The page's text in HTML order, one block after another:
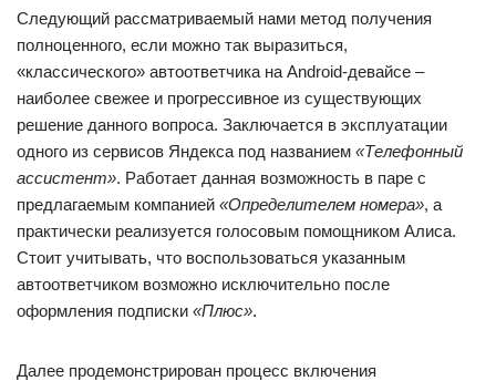
Следующий рассматриваемый нами метод получения
полноценного, если можно так выразиться,
«классического» автоответчика на Android-девайсе –
наиболее свежее и прогрессивное из существующих
решение данного вопроса. Заключается в эксплуатации
одного из сервисов Яндекса под названием «Телефонный
ассистент». Работает данная возможность в паре с
предлагаемым компанией «Определителем номера», а
практически реализуется голосовым помощником Алиса.
Стоит учитывать, что воспользоваться указанным
автоответчиком возможно исключительно после
оформления подписки «Плюс».
Далее продемонстрирован процесс включения